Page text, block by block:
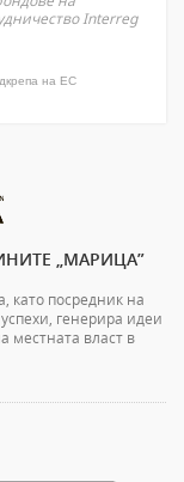
Interreg
на ЕС
„МАРИЦА”
като посредник на
генерира идеи
местната власт в